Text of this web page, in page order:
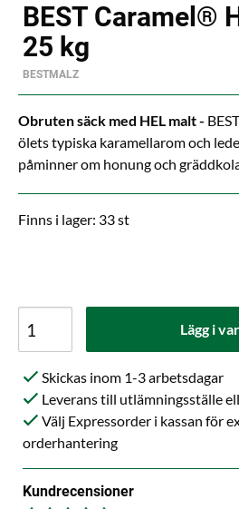
BEST Caramel®
25 kg
BESTMALZ
Obruten säck med HEL malt -
ölets typiska karamellarom och
påminner om honung och
Finns i lager: 33 st
Lägg i
Skickas inom 1-3 arbetsdagar
Leverans till utlämningsställe
Välj Expressorder i kassan för
orderhantering
Kundrecensioner